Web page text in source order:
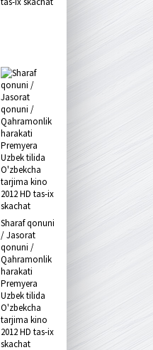
Sharaf qonuni
/ Jasorat
qonuni /
Qahramonlik
harakati
Premyera
Uzbek tilida
O'zbekcha
tarjima kino
2012 HD tas-ix
skachat